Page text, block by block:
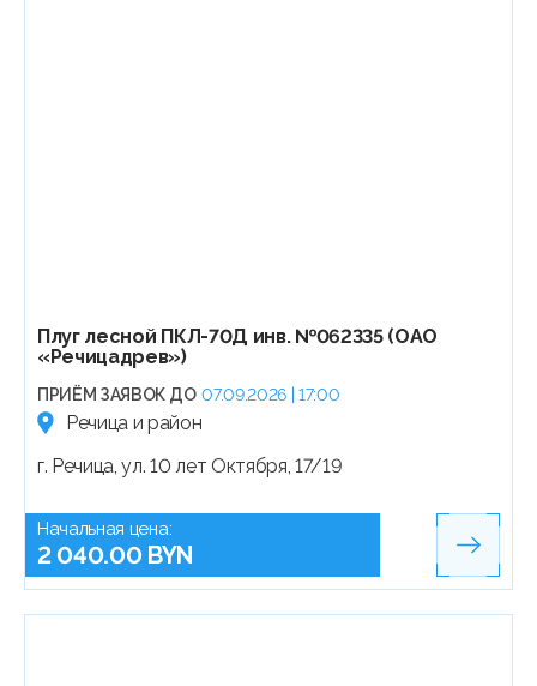
Плуг лесной ПКЛ-70Д инв. №062335 (ОАО
«Речицадрев»)
ПРИЁМ ЗАЯВОК ДО 07.09.2026 | 17:00
Речица и район
г. Речица, ул. 10 лет Октября, 17/19
Начальная цена:
2 040.00 BYN